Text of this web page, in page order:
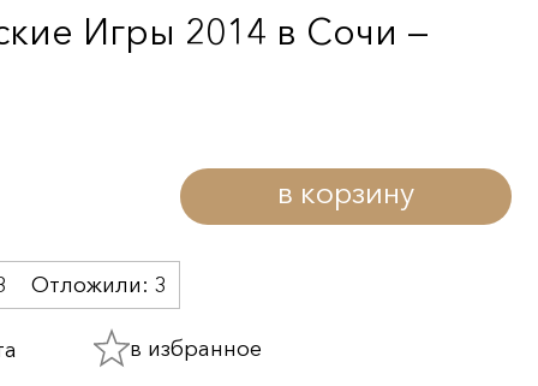
Игры 2014 в Сочи —
в корзину
Отложили: 3
в избранное